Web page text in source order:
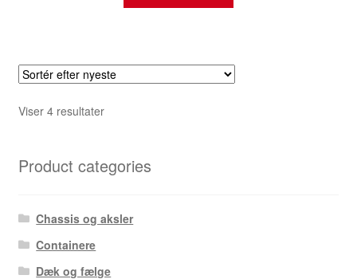
Viser 4 resultaterSorteret
Product categories
Chassis og aksler
Containere
Dæk og fælge